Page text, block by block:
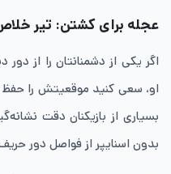
عجله برای کشتن: تیر
اگر یکی از دشمنانتان را از
او، سعی کنید موقعیتش را حفظ
بسیاری از بازیکنان دقت
بدون اسنایپر از فواصل دور